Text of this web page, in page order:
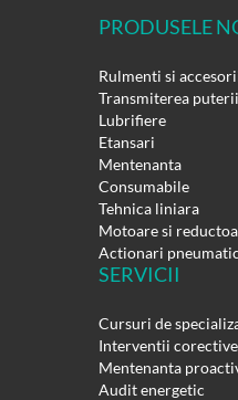
PRODUSELE
Rulmenti si
Transmiterea puterii
Lubrifiere
Etansari
Mentenanta
Consumabile
Tehnica liniara
Motoare si
Actionari
SERVICII
Cursuri de
Interventii corective
Mentenanta
Audit energetic